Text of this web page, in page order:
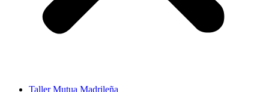
Taller Mutua Madrileña